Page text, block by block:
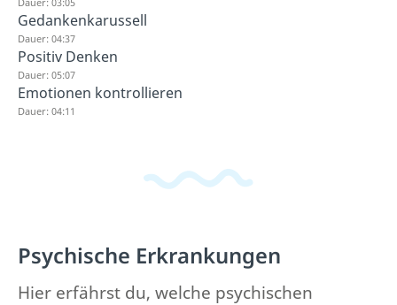
Gedankenkarussell
Dauer: 04:37
Positiv Denken
Dauer: 05:07
Emotionen kontrollieren
Dauer: 04:11
Psychische Erkrankungen
Hier erfährst du, welche psychischen